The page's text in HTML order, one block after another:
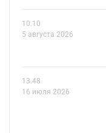
10.10
5 августа 2026
13.48
16 июля 2026